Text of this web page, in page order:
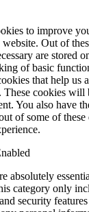
to improve
Out of
are stored
of basic
that help us
These cookies
You also have
of some of
absolutely
category only
security